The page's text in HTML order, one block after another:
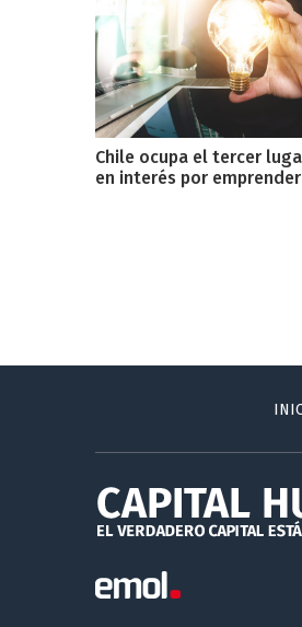
Chile ocupa el tercer
en interés por emprender